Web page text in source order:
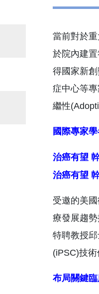
當前對於
於院內建
得國家新
症中心等
繼性
國際專家
受邀的美
療發展趨
特聘教授
(iPSC)技
布局關鍵